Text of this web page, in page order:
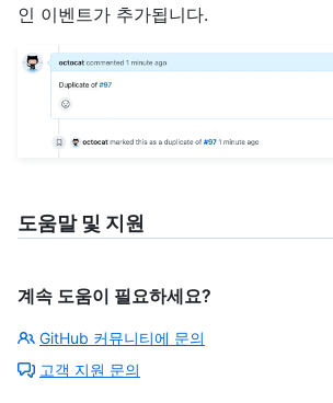
인 이벤트가 추가됩니다.
도움말 및 지원
계속 도움이 필요하세요?
GitHub 커뮤니티에 문의
고객 지원 문의